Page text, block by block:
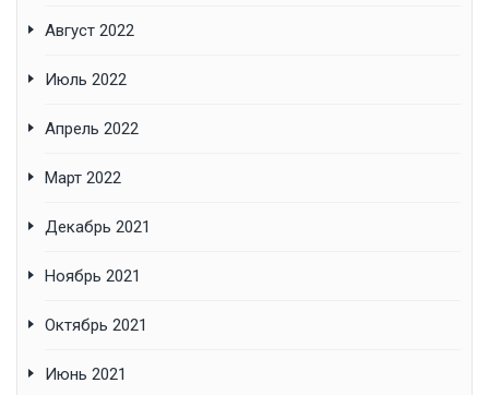
Август 2022
Июль 2022
Апрель 2022
Март 2022
Декабрь 2021
Ноябрь 2021
Октябрь 2021
Июнь 2021